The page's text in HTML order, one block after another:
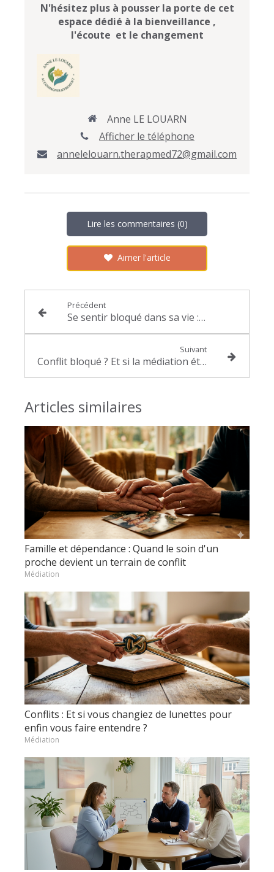
N'hésitez plus à pousser la porte de cet
espace dédié à la bienveillance ,
l'écoute et le changement
Anne LE LOUARN
Afficher le téléphone
annelelouarn.therapmed72@gmail.com
Lire les commentaires (0)
Aimer l'article
Précédent
Se sentir bloqué dans sa vie : comment recommencer à croire au changement ?
Suivant
Conflit bloqué ? Et si la médiation était la solution
Articles similaires
Famille et dépendance : Quand le soin d'un
proche devient un terrain de conflit
Médiation
Conflits : Et si vous changiez de lunettes pour
enfin vous faire entendre ?
Médiation